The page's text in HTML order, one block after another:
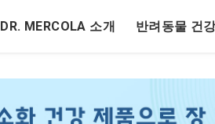
DR. MERCOLA 소개 반려동물 건